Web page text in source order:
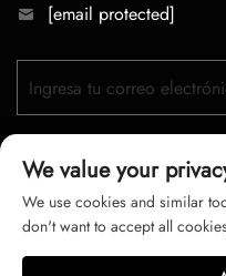
[email protected]
Derechos de autor ©
We value your
We use cookies and similar
don't want to accept all